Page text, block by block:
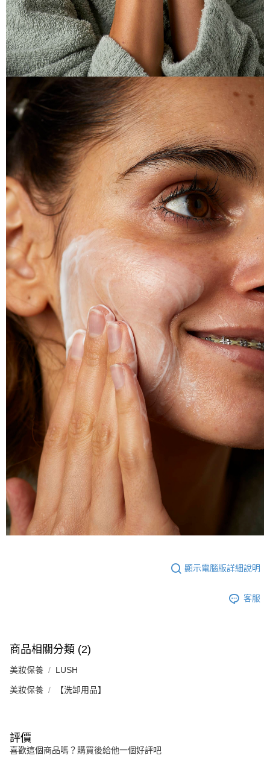
顯示電腦版詳細說明
客服
商品相關分類 (2)
美妝保養 LUSH
美妝保養 【洗卸用品】
評價
喜歡這個商品嗎？購買後給他一個好評吧